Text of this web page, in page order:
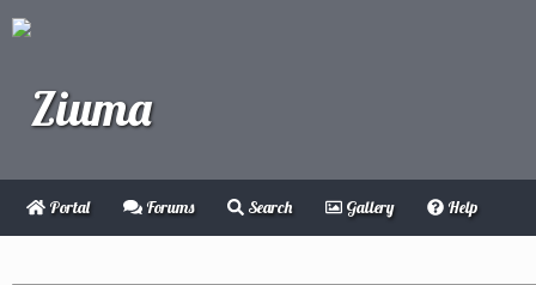
Portal Forums Search Gallery Help